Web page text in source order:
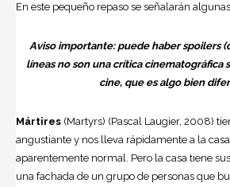
En este pequeño repaso se señalarán
Aviso importante: puede haber spoilers
líneas no son una crítica cinematográfica
cine, que es algo bien
Mártires (Martyrs) (Pascal Laugier, 2008)
angustiante y nos lleva rápidamente a la
aparentemente normal. Pero la casa tiene
una fachada de un grupo de personas que